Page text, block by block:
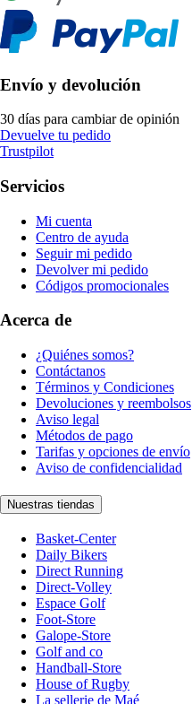
Envío y devolución
30 días para cambiar de opinión
Devuelve tu pedido
Trustpilot
Servicios
Mi cuenta
Centro de ayuda
Seguir mi pedido
Devolver mi pedido
Códigos promocionales
Acerca de
¿Quiénes somos?
Contáctanos
Términos y Condiciones
Devoluciones y reembolsos
Aviso legal
Métodos de pago
Tarifas y opciones de envío
Aviso de confidencialidad
Nuestras tiendas
Basket-Center
Daily Bikers
Direct Running
Direct-Volley
Espace Golf
Foot-Store
Galope-Store
Golf and co
Handball-Store
House of Rugby
La sellerie de Maé